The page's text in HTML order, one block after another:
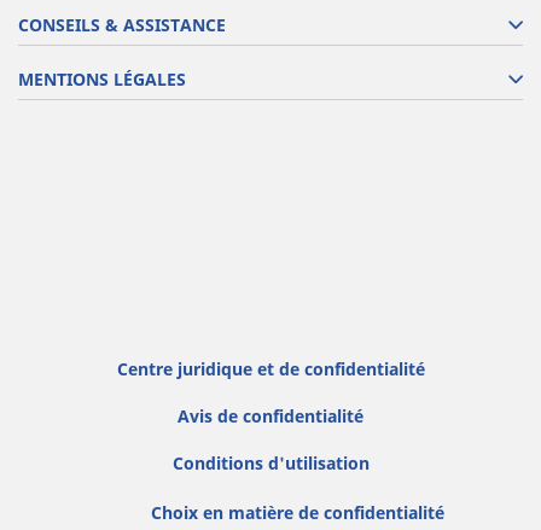
CONSEILS & ASSISTANCE
MENTIONS LÉGALES
Centre juridique et de confidentialité
Avis de confidentialité
Conditions d'utilisation
Choix en matière de confidentialité